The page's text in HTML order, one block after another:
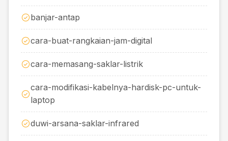
banjar-antap
cara-buat-rangkaian-jam-digital
cara-memasang-saklar-listrik
cara-modifikasi-kabelnya-hardisk-pc-untuk-
laptop
duwi-arsana-saklar-infrared